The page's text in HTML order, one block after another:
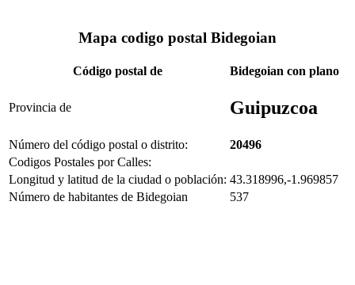
Mapa codigo postal Bidegoian
Código postal de Bidegoian con plano
Provincia de Guipuzcoa
Número del código postal o distrito:
20496
Codigos Postales por Calles:
Longitud y latitud de la ciudad o población: 43.318996,-1.969857
Número de habitantes de Bidegoian
537